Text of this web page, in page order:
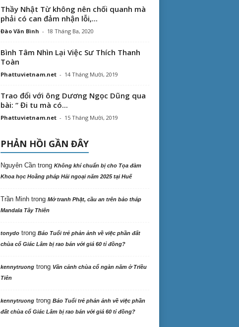
Thầy Nhật Từ không nên chối quanh mà
phải có can đảm nhận lỗi,...
Đào Văn Bình - 18 Tháng Ba, 2020
Bình Tâm Nhìn Lại Việc Sư Thích Thanh
Toàn
Phattuvietnam.net - 14 Tháng Mười, 2019
Trao đổi với ông Dương Ngọc Dũng qua
bài: “ Đi tu mà có...
Phattuvietnam.net - 15 Tháng Mười, 2019
PHẢN HỒI GẦN ĐÂY
Nguyên Cầntrong Không khí chuẩn bị cho Tọa đàm
Khoa học Hoằng pháp Hải ngoại năm 2025 tại Huế
Trần Minhtrong Mở tranh Phật, cầu an trên bảo tháp
Mandala Tây Thiên
tonydotrong Báo Tuổi trẻ phản ảnh về việc phần đất
chùa cổ Giác Lâm bị rao bán với giá 60 tỉ đồng?
kennytruongtrong Vãn cảnh chùa cổ ngàn năm ở Triều
Tiên
kennytruongtrong Báo Tuổi trẻ phản ảnh về việc phần
đất chùa cổ Giác Lâm bị rao bán với giá 60 tỉ đồng?